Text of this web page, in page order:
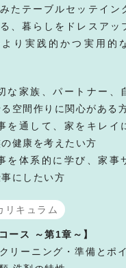
たテーブルセッテイン
、暮らしをドレスアッ
り実践的かつ実用的
な家族、パートナー、
空間作りに関心がある
を通して、家をキレイ
健康を考えたい方
を体系的に学び、家事
にしたい方
リキュラム
ース ～第1章～】
リーニング・準備とポ